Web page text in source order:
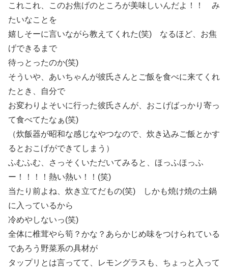
これこれ、このお焦げのところが美味しいんだよ！！ み
たいなことを
嬉しそーに言いながら教えてくれた(笑) なるほど、お焦
げできるまで
待っとったのか(笑)
そういや、あいちゃんが彼氏さんとご飯を食べに来てくれ
たとき、自分で
お変わりよそいに行った彼氏さんが、おこげばっかり寄っ
て食べてたなぁ(笑)
（炊飯器が昭和な感じなやつなので、炊き込みご飯とかす
るとおこげができてしまう）
ふむふむ、さっそくいただいてみると、ほっふほっふ
ー！！！！熱い熱い！！(笑)
当たり前よね、炊き立てだもの(笑) しかも焼け焼の土鍋
に入っているから
冷めやしないっ(笑)
全体に椎茸やら筍？かな？あらかじめ味をつけられている
であろう野菜系の具材が
タップリとは言ってて、レモングラスも、ちょっと入って